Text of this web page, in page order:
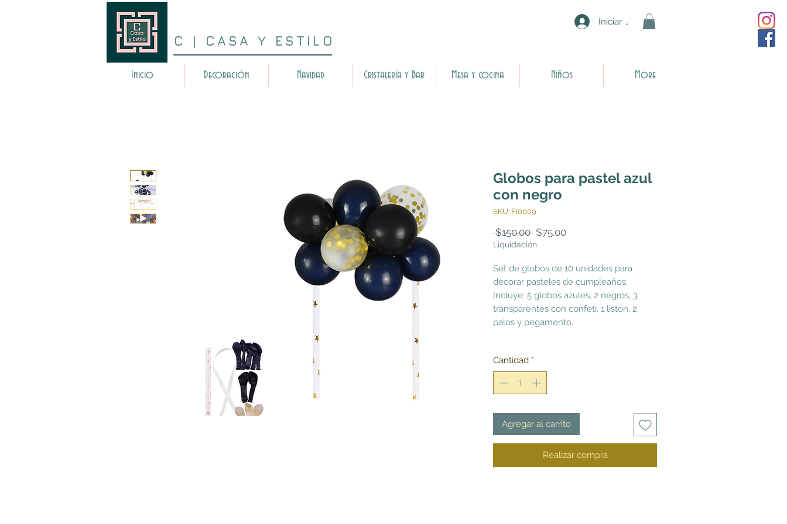
C | CASA Y ESTILO
Iniciar sesión
Inicio Decoración Navidad Cristalería y Bar Mesa y cocina Niños More
Globos para pastel azul
con negro
SKU: FI0009
$150.00 Precio
$75.00Precio
Liquidación
Set de globos de 10 unidades para
decorar pasteles de cumpleaños.
Incluye: 5 globos azules, 2 negros, 3
transparentes con confeti, 1 listón, 2
palos y pegamento.
Cantidad *
Agregar al carrito
Realizar compra